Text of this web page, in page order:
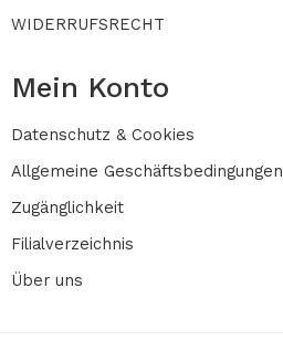
WIDERRUFSRECHT
Mein Konto
Datenschutz & Cookies
Allgemeine Geschäftsbedingungen
Zugänglichkeit
Filialverzeichnis
Über uns